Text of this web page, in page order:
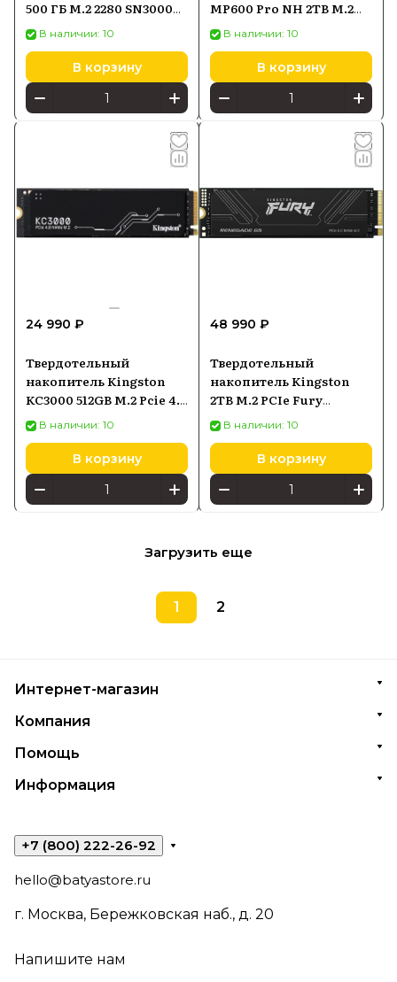
500 ГБ M.2 2280 SN3000
NVMe PCIe 4.0
(WDS500G4G0E)
В наличии: 10
В корзину
MP600 Pro NH 2TB M.2
(CSSDF2000GBMP600PNH)
В наличии: 10
В корзину
24 990 ₽
Твердотельный
накопитель Kingston
KC3000 512GB M.2 Pcie 4.0
NVMe SKC3000S512G
В наличии: 10
В корзину
48 990 ₽
Твердотельный
накопитель Kingston
2TB M.2 PCIe Fury
Renegade G5 SFYR2S2T0
В наличии: 10
В корзину
Загрузить еще
1 2
Интернет-магазин
Компания
Помощь
Информация
+7 (800) 222-26-92
hello@batyastore.ru
г. Москва, Бережковская наб., д. 20
Напишите нам